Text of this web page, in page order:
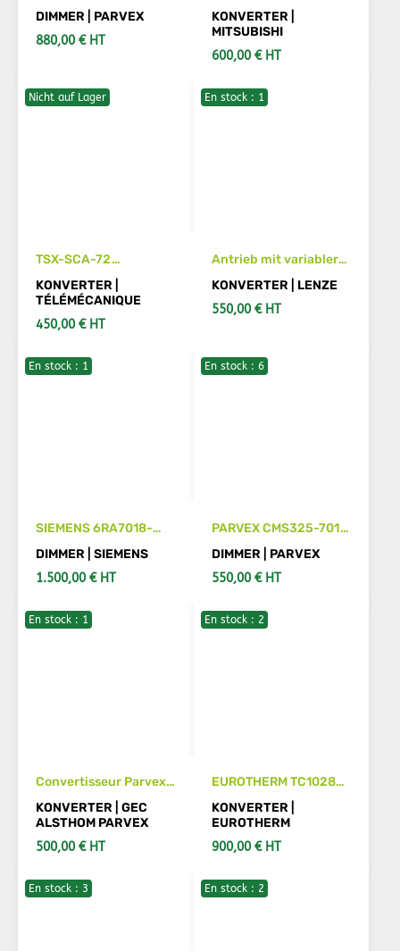
Wandler
RTS73200408R
DIMMER | PARVEX
880,00 € HT
IN DEN WARENKORB
ADC-04D
KONVERTER |
MITSUBISHI
600,00 € HT
IN DEN WARENKORB
Nicht auf Lager
TSX-SCA-72
TELEMECANIC-
Konverter
KONVERTER |
TÉLÉMÉCANIQUE
450,00 € HT
SIEHE DETAILS
En stock : 1
Antrieb mit variabler
Drehzahl LENZE AC
760 ref 762 E 2 b
KONVERTER | LENZE
550,00 € HT
IN DEN WARENKORB
En stock : 1
SIEMENS 6RA7018-
6DV62-0
GLEICHSTROMWANDLE
R
DIMMER | SIEMENS
1.500,00 € HT
IN DEN WARENKORB
En stock : 6
PARVEX CMS325-701
DC/AC-Wandler
DIMMER | PARVEX
550,00 € HT
IN DEN WARENKORB
En stock : 1
Convertisseur Parvex
RTS53060102R
KONVERTER | GEC
ALSTHOM PARVEX
500,00 € HT
IN DEN WARENKORB
En stock : 2
EUROTHERM TC1028
300A/415V/00/0V10/P
A/FRA unité de
KONVERTER |
EUROTHERM
900,00 € HT
IN DEN WARENKORB
En stock : 3 En stock : 2